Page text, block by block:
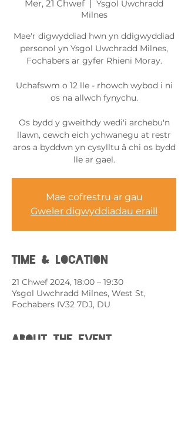
Mer, 21 Chwef
  |
Ysgol Uwchradd
Milnes
Mae'r digwyddiad hwn yn ddigwyddiad
personol yn Ysgol Uwchradd Milnes,
Fochabers ar gyfer Rhieni Moray.
Uchafswm o 12 lle - rhowch wybod i ni
os na allwch fynychu.
Os bydd y gweithdy wedi'i archebu'n
llawn, cewch eich ychwanegu at restr
aros a byddwn yn cysylltu â chi os bydd
lle ar gael.
Mae cofrestru ar gau
Gweler digwyddiadau eraill
Time & Location
21 Chwef 2024, 18:00 – 19:30
Ysgol Uwchradd Milnes, West St,
Fochabers IV32 7DJ, DU
About the event